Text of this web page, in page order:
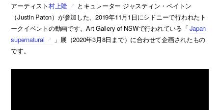
アーティスト村上隆
とキュレーター ジャスティン・ペイトン
（Justin Paton）が参加した、2019年11月1日にシドニーで行われたト
ークイベントの動画です。Art Gallery of NSWで行われている「Japan
supernatural
」展（2020年3月8日まで）に合わせて企画されたもの
です。